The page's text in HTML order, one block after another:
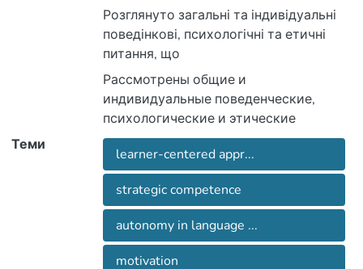
interpretation at the professional level,
have been considered. Apart from
endurance, the interpreter’s psychological
constitution, cultural and ethical principles
translation and communication may
(non-)favorably influence both his
of his positive image. Some advice on this
Розглянуто загальні та індивідуальні
поведінкові, психологічні та етичні
сприяють виконанню усного
перекладу на професійному рівні. Крім
фізичної витривалості, психологічний
стан перекладача, його культурні та
етичні принципи,
що відображаються на перекладі та
Рассмотрены общие и
индивидуальные поведенческие,
психологические и этические
вопросы, способствующие
выполнению устного перевода на
языковых способностей и физической
выносливости, психологическое
Теми
learner-centered appr...
strategic competence
autonomy in language ...
motivation